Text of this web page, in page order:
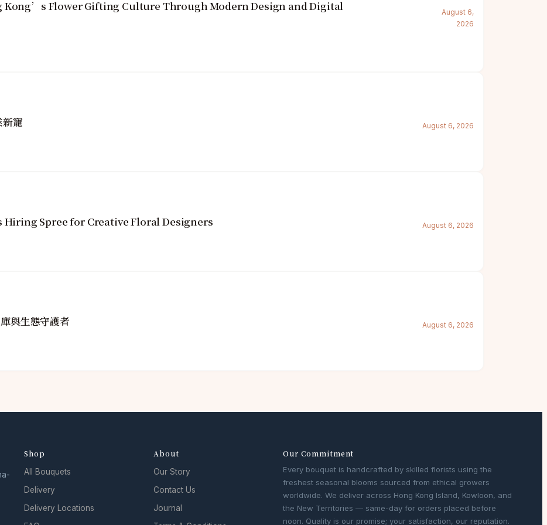
Kong’s Flower Gifting Culture Through Modern Design and Digital
August 6,
2026
寵 August 6, 2026
Spree for Creative Floral Designers August 6, 2026
與生態守護者 August 6, 2026
Shop
All Bouquets
Delivery
Delivery Locations
About
Our Story
Contact Us
Journal
Our Commitment
Every bouquet is handcrafted by skilled florists using the
freshest seasonal blooms sourced from ethical growers
worldwide. We deliver across Hong Kong Island, Kowloon, and
the New Territories — same-day for orders placed before
noon. Quality is our promise; your satisfaction, our reputation.